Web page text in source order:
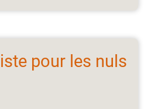
pour les nuls